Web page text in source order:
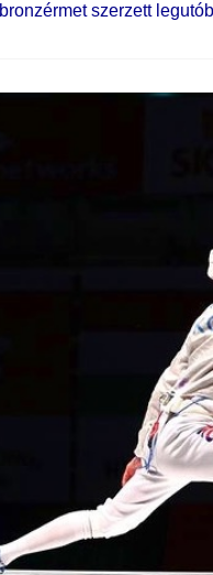
bronzérmet szerzett